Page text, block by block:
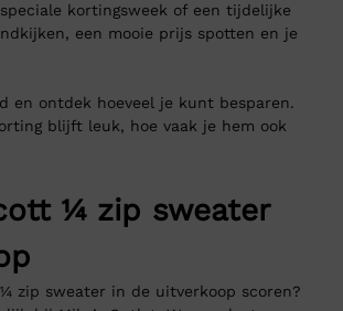
kortingsweek of een tijdelijke
een mooie prijs spotten en je
en ontdek hoeveel je kunt besparen.
blijft leuk, hoe vaak je hem ook
¼ zip sweater
zip sweater in de uitverkoop scoren?